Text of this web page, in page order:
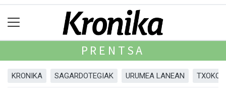
PRENTSA
KRONIKA SAGARDOTEGIAK URUMEA LANEAN